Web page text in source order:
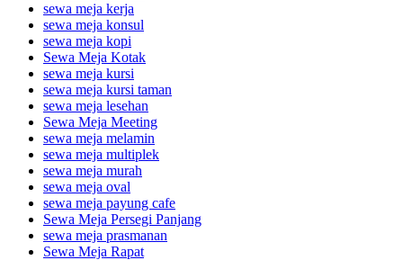
sewa meja kerja
sewa meja konsul
sewa meja kopi
Sewa Meja Kotak
sewa meja kursi
sewa meja kursi taman
sewa meja lesehan
Sewa Meja Meeting
sewa meja melamin
sewa meja multiplek
sewa meja murah
sewa meja oval
sewa meja payung cafe
Sewa Meja Persegi Panjang
sewa meja prasmanan
Sewa Meja Rapat